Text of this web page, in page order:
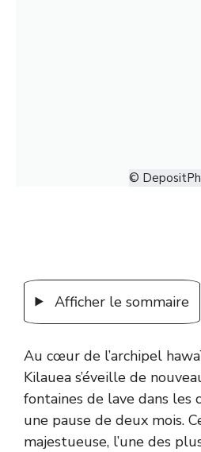
©
Afficher le sommaire
Au cœur de l’archipel
Kilauea s’éveille de
fontaines de lave dans les
une pause de deux mois.
majestueuse, l’une des